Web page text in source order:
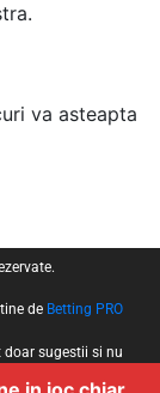
va asteapta
de Betting PRO
doar sugestii si nu